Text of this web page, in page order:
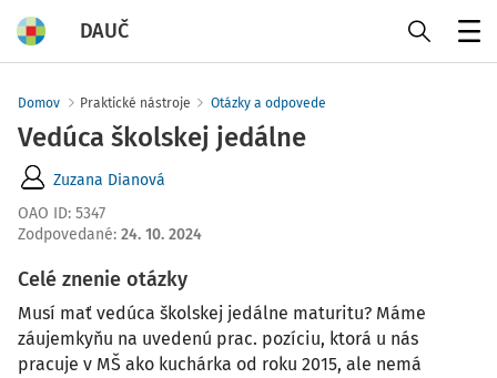
DAUČ
Domov Praktické nástroje Otázky a odpovede
Vedúca školskej jedálne
Zuzana Dianová
OAO ID: 5347
Zodpovedané: 24. 10. 2024
Celé znenie otázky
Musí mať vedúca školskej jedálne maturitu? Máme
záujemkyňu na uvedenú prac. pozíciu, ktorá u nás
pracuje v MŠ ako kuchárka od roku 2015, ale nemá